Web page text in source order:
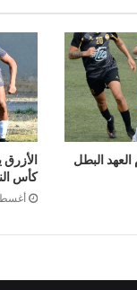
البطل
كأس
أغسطس